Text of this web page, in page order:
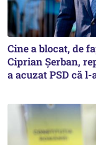
Cine a blocat, de
Ciprian Șerban,
a acuzat PSD că